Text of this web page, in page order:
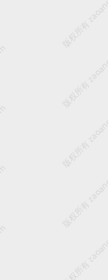
版权所
版权所
版权所
版权所
版权所